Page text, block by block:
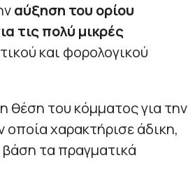
αύξηση του ορίου
τις πολύ μικρές
και φορολογικού
θέση του κόμματος για την
οποία χαρακτήρισε άδικη,
τα πραγματικά